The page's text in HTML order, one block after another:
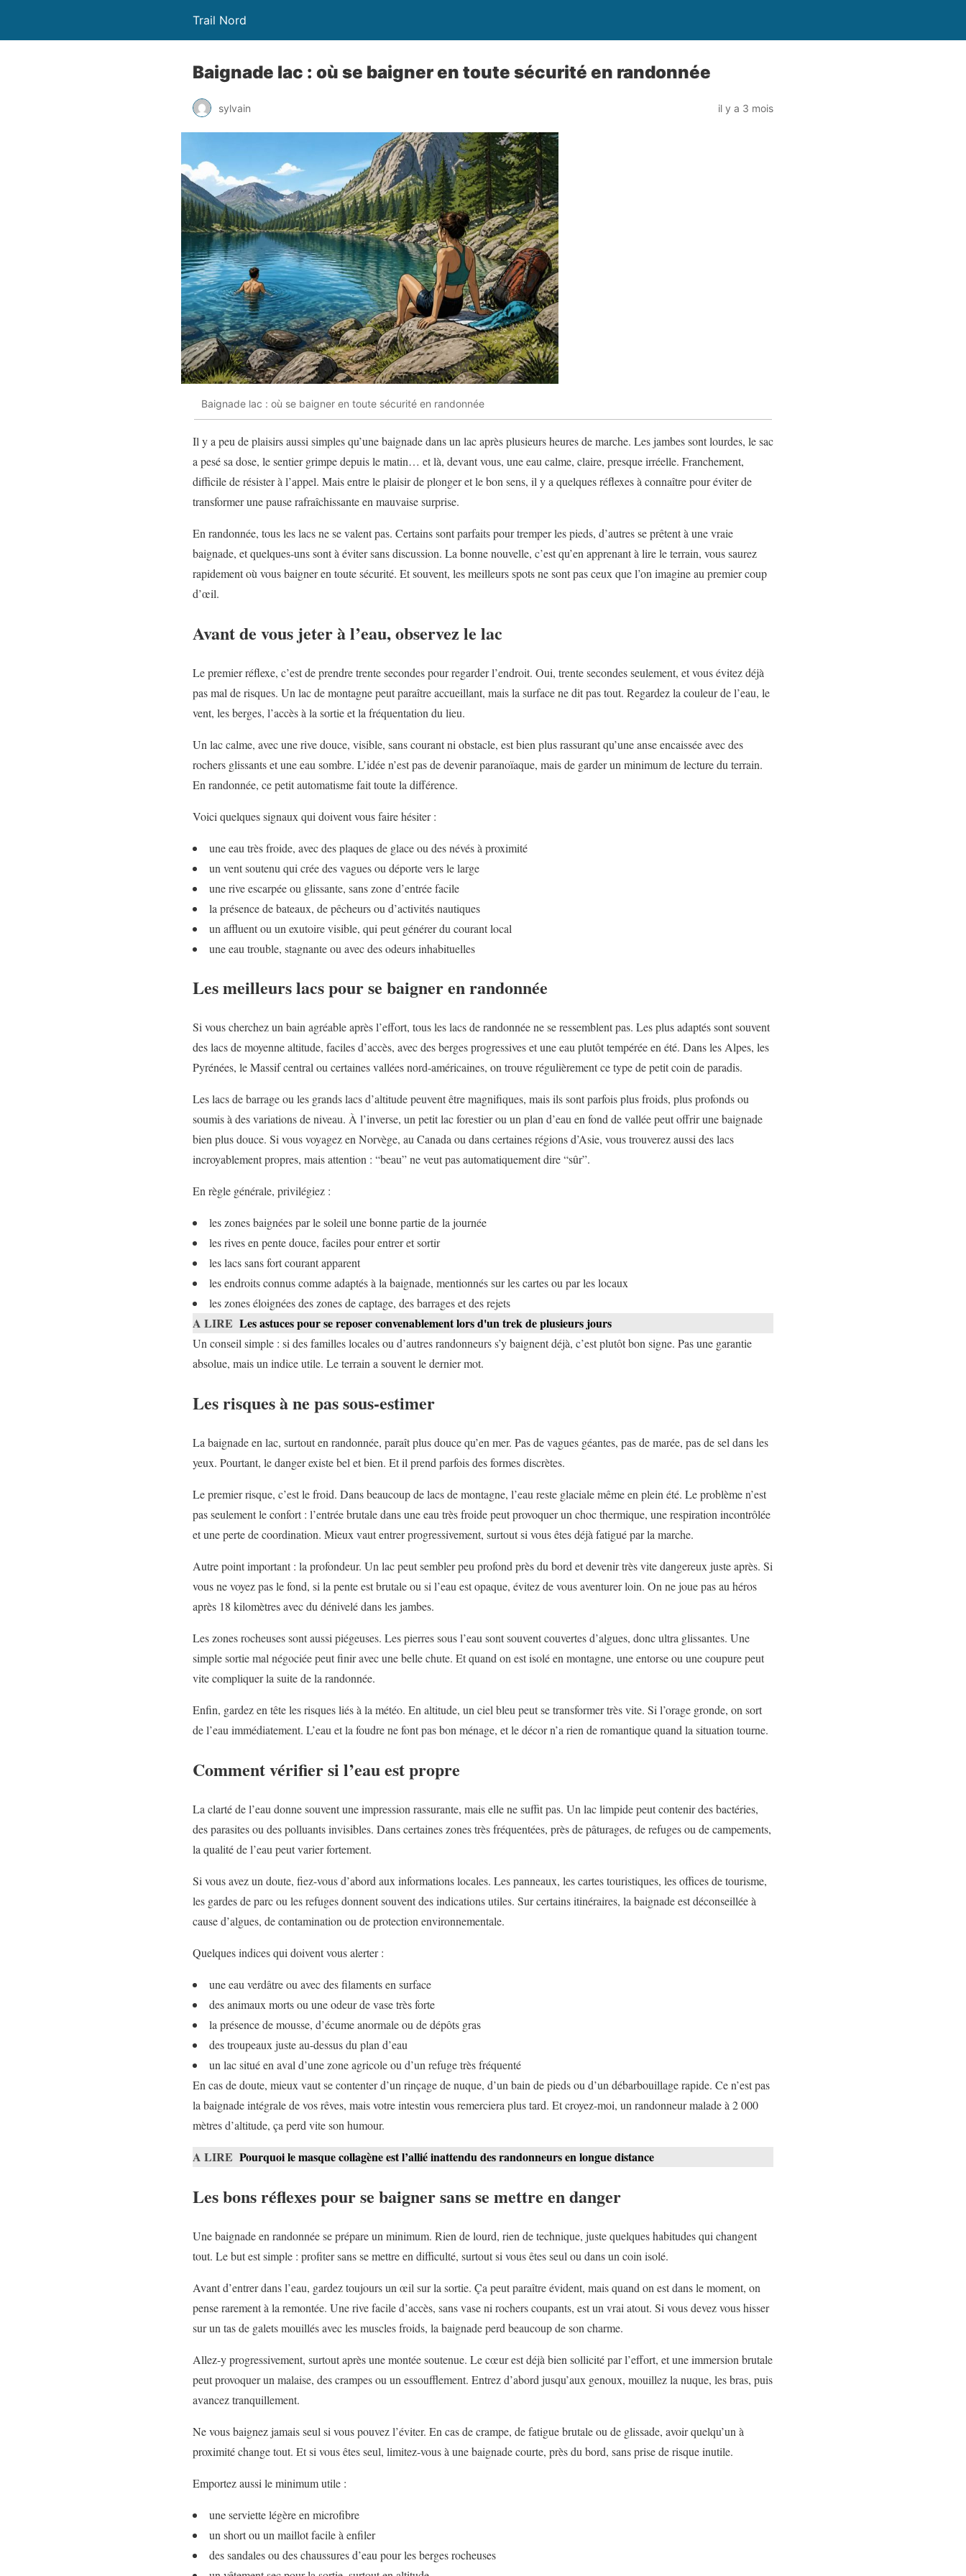
Trail Nord
Baignade lac : où se baigner en toute sécurité en randonnée
sylvain il y a 3 mois
Baignade lac : où se baigner en toute sécurité en randonnée
Il y a peu de plaisirs aussi simples qu’une baignade dans un lac après plusieurs heures de marche. Les jambes sont lourdes, le sac
a pesé sa dose, le sentier grimpe depuis le matin… et là, devant vous, une eau calme, claire, presque irréelle. Franchement,
difficile de résister à l’appel. Mais entre le plaisir de plonger et le bon sens, il y a quelques réflexes à connaître pour éviter de
transformer une pause rafraîchissante en mauvaise surprise.
En randonnée, tous les lacs ne se valent pas. Certains sont parfaits pour tremper les pieds, d’autres se prêtent à une vraie
baignade, et quelques-uns sont à éviter sans discussion. La bonne nouvelle, c’est qu’en apprenant à lire le terrain, vous saurez
rapidement où vous baigner en toute sécurité. Et souvent, les meilleurs spots ne sont pas ceux que l’on imagine au premier coup
d’œil.
Avant de vous jeter à l’eau, observez le lac
Le premier réflexe, c’est de prendre trente secondes pour regarder l’endroit. Oui, trente secondes seulement, et vous évitez déjà
pas mal de risques. Un lac de montagne peut paraître accueillant, mais la surface ne dit pas tout. Regardez la couleur de l’eau, le
vent, les berges, l’accès à la sortie et la fréquentation du lieu.
Un lac calme, avec une rive douce, visible, sans courant ni obstacle, est bien plus rassurant qu’une anse encaissée avec des
rochers glissants et une eau sombre. L’idée n’est pas de devenir paranoïaque, mais de garder un minimum de lecture du terrain.
En randonnée, ce petit automatisme fait toute la différence.
Voici quelques signaux qui doivent vous faire hésiter :
une eau très froide, avec des plaques de glace ou des névés à proximité
un vent soutenu qui crée des vagues ou déporte vers le large
une rive escarpée ou glissante, sans zone d’entrée facile
la présence de bateaux, de pêcheurs ou d’activités nautiques
un affluent ou un exutoire visible, qui peut générer du courant local
une eau trouble, stagnante ou avec des odeurs inhabituelles
Les meilleurs lacs pour se baigner en randonnée
Si vous cherchez un bain agréable après l’effort, tous les lacs de randonnée ne se ressemblent pas. Les plus adaptés sont souvent
des lacs de moyenne altitude, faciles d’accès, avec des berges progressives et une eau plutôt tempérée en été. Dans les Alpes, les
Pyrénées, le Massif central ou certaines vallées nord-américaines, on trouve régulièrement ce type de petit coin de paradis.
Les lacs de barrage ou les grands lacs d’altitude peuvent être magnifiques, mais ils sont parfois plus froids, plus profonds ou
soumis à des variations de niveau. À l’inverse, un petit lac forestier ou un plan d’eau en fond de vallée peut offrir une baignade
bien plus douce. Si vous voyagez en Norvège, au Canada ou dans certaines régions d’Asie, vous trouverez aussi des lacs
incroyablement propres, mais attention : “beau” ne veut pas automatiquement dire “sûr”.
En règle générale, privilégiez :
les zones baignées par le soleil une bonne partie de la journée
les rives en pente douce, faciles pour entrer et sortir
les lacs sans fort courant apparent
les endroits connus comme adaptés à la baignade, mentionnés sur les cartes ou par les locaux
les zones éloignées des zones de captage, des barrages et des rejets
A LIRE Les astuces pour se reposer convenablement lors d'un trek de plusieurs jours
Un conseil simple : si des familles locales ou d’autres randonneurs s’y baignent déjà, c’est plutôt bon signe. Pas une garantie
absolue, mais un indice utile. Le terrain a souvent le dernier mot.
Les risques à ne pas sous-estimer
La baignade en lac, surtout en randonnée, paraît plus douce qu’en mer. Pas de vagues géantes, pas de marée, pas de sel dans les
yeux. Pourtant, le danger existe bel et bien. Et il prend parfois des formes discrètes.
Le premier risque, c’est le froid. Dans beaucoup de lacs de montagne, l’eau reste glaciale même en plein été. Le problème n’est
pas seulement le confort : l’entrée brutale dans une eau très froide peut provoquer un choc thermique, une respiration incontrôlée
et une perte de coordination. Mieux vaut entrer progressivement, surtout si vous êtes déjà fatigué par la marche.
Autre point important : la profondeur. Un lac peut sembler peu profond près du bord et devenir très vite dangereux juste après. Si
vous ne voyez pas le fond, si la pente est brutale ou si l’eau est opaque, évitez de vous aventurer loin. On ne joue pas au héros
après 18 kilomètres avec du dénivelé dans les jambes.
Les zones rocheuses sont aussi piégeuses. Les pierres sous l’eau sont souvent couvertes d’algues, donc ultra glissantes. Une
simple sortie mal négociée peut finir avec une belle chute. Et quand on est isolé en montagne, une entorse ou une coupure peut
vite compliquer la suite de la randonnée.
Enfin, gardez en tête les risques liés à la météo. En altitude, un ciel bleu peut se transformer très vite. Si l’orage gronde, on sort
de l’eau immédiatement. L’eau et la foudre ne font pas bon ménage, et le décor n’a rien de romantique quand la situation tourne.
Comment vérifier si l’eau est propre
La clarté de l’eau donne souvent une impression rassurante, mais elle ne suffit pas. Un lac limpide peut contenir des bactéries,
des parasites ou des polluants invisibles. Dans certaines zones très fréquentées, près de pâturages, de refuges ou de campements,
la qualité de l’eau peut varier fortement.
Si vous avez un doute, fiez-vous d’abord aux informations locales. Les panneaux, les cartes touristiques, les offices de tourisme,
les gardes de parc ou les refuges donnent souvent des indications utiles. Sur certains itinéraires, la baignade est déconseillée à
cause d’algues, de contamination ou de protection environnementale.
Quelques indices qui doivent vous alerter :
une eau verdâtre ou avec des filaments en surface
des animaux morts ou une odeur de vase très forte
la présence de mousse, d’écume anormale ou de dépôts gras
des troupeaux juste au-dessus du plan d’eau
un lac situé en aval d’une zone agricole ou d’un refuge très fréquenté
En cas de doute, mieux vaut se contenter d’un rinçage de nuque, d’un bain de pieds ou d’un débarbouillage rapide. Ce n’est pas
la baignade intégrale de vos rêves, mais votre intestin vous remerciera plus tard. Et croyez-moi, un randonneur malade à 2 000
mètres d’altitude, ça perd vite son humour.
A LIRE Pourquoi le masque collagène est l’allié inattendu des randonneurs en longue distance
Les bons réflexes pour se baigner sans se mettre en danger
Une baignade en randonnée se prépare un minimum. Rien de lourd, rien de technique, juste quelques habitudes qui changent
tout. Le but est simple : profiter sans se mettre en difficulté, surtout si vous êtes seul ou dans un coin isolé.
Avant d’entrer dans l’eau, gardez toujours un œil sur la sortie. Ça peut paraître évident, mais quand on est dans le moment, on
pense rarement à la remontée. Une rive facile d’accès, sans vase ni rochers coupants, est un vrai atout. Si vous devez vous hisser
sur un tas de galets mouillés avec les muscles froids, la baignade perd beaucoup de son charme.
Allez-y progressivement, surtout après une montée soutenue. Le cœur est déjà bien sollicité par l’effort, et une immersion brutale
peut provoquer un malaise, des crampes ou un essoufflement. Entrez d’abord jusqu’aux genoux, mouillez la nuque, les bras, puis
avancez tranquillement.
Ne vous baignez jamais seul si vous pouvez l’éviter. En cas de crampe, de fatigue brutale ou de glissade, avoir quelqu’un à
proximité change tout. Et si vous êtes seul, limitez-vous à une baignade courte, près du bord, sans prise de risque inutile.
Emportez aussi le minimum utile :
une serviette légère en microfibre
un short ou un maillot facile à enfiler
des sandales ou des chaussures d’eau pour les berges rocheuses